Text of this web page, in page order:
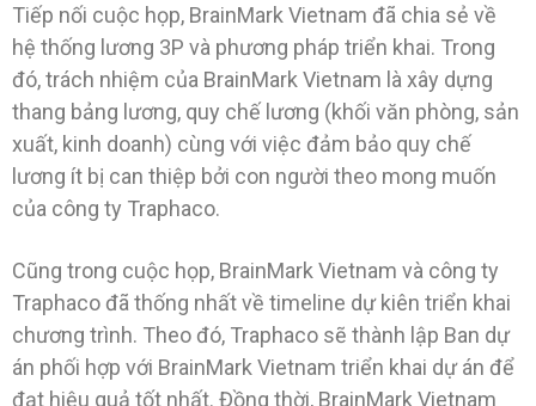
Tiếp nối cuộc họp, BrainMark Vietnam đã chia sẻ về
hệ thống lương 3P và phương pháp triển khai. Trong
đó, trách nhiệm của BrainMark Vietnam là xây dựng
thang bảng lương, quy chế lương (khối văn phòng, sản
xuất, kinh doanh) cùng với việc đảm bảo quy chế
lương ít bị can thiệp bởi con người theo mong muốn
của công ty Traphaco.
Cũng trong cuộc họp, BrainMark Vietnam và công ty
Traphaco đã thống nhất về timeline dự kiên triển khai
chương trình. Theo đó, Traphaco sẽ thành lập Ban dự
án phối hợp với BrainMark Vietnam triển khai dự án để
đạt hiệu quả tốt nhất. Đồng thời, BrainMark Vietnam